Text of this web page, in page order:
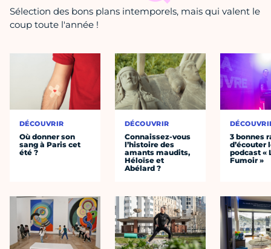
Sélection des bons plans intemporels, mais qui valent le
coup toute l'année !
DÉCOUVRIR
Où donner son
sang à Paris cet
été ?
DÉCOUVRIR
Connaissez-vous
l’histoire des
amants maudits,
Héloïse et
Abélard ?
3 bonnes
d’écouter
podcast «
Fumoir »